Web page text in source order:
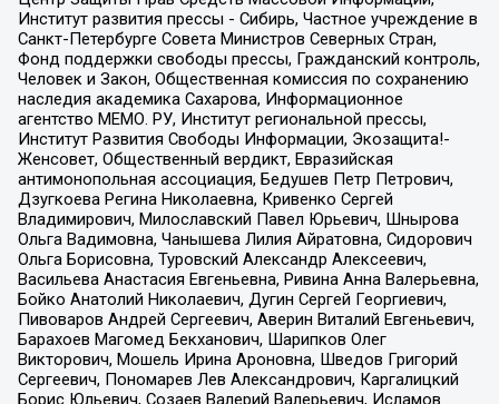
Институт развития прессы - Сибирь, Частное учреждение в
Санкт-Петербурге Совета Министров Северных Стран,
Фонд поддержки свободы прессы, Гражданский контроль,
Человек и Закон, Общественная комиссия по сохранению
наследия академика Сахарова, Информационное
агентство МЕМО. РУ, Институт региональной прессы,
Институт Развития Свободы Информации, Экозащита!-
Женсовет, Общественный вердикт, Евразийская
антимонопольная ассоциация, Бедушев Петр Петрович,
Дзугкоева Регина Николаевна, Кривенко Сергей
Владимирович, Милославский Павел Юрьевич, Шнырова
Ольга Вадимовна, Чанышева Лилия Айратовна, Сидорович
Ольга Борисовна, Туровский Александр Алексеевич,
Васильева Анастасия Евгеньевна, Ривина Анна Валерьевна,
Бойко Анатолий Николаевич, Дугин Сергей Георгиевич,
Пивоваров Андрей Сергеевич, Аверин Виталий Евгеньевич,
Барахоев Магомед Бекханович, Шарипков Олег
Викторович, Мошель Ирина Ароновна, Шведов Григорий
Сергеевич, Пономарев Лев Александрович, Каргалицкий
Борис Юльевич, Созаев Валерий Валерьевич, Исламов